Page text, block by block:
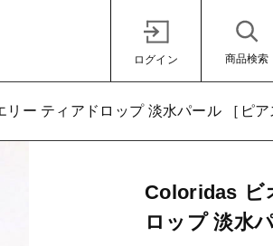
ログイン
商品検索
ー ティアドロップ 淡水パール ［ピア
Coloridas ビ
ロップ 淡水
淡水パール ［ピアス］
ホ